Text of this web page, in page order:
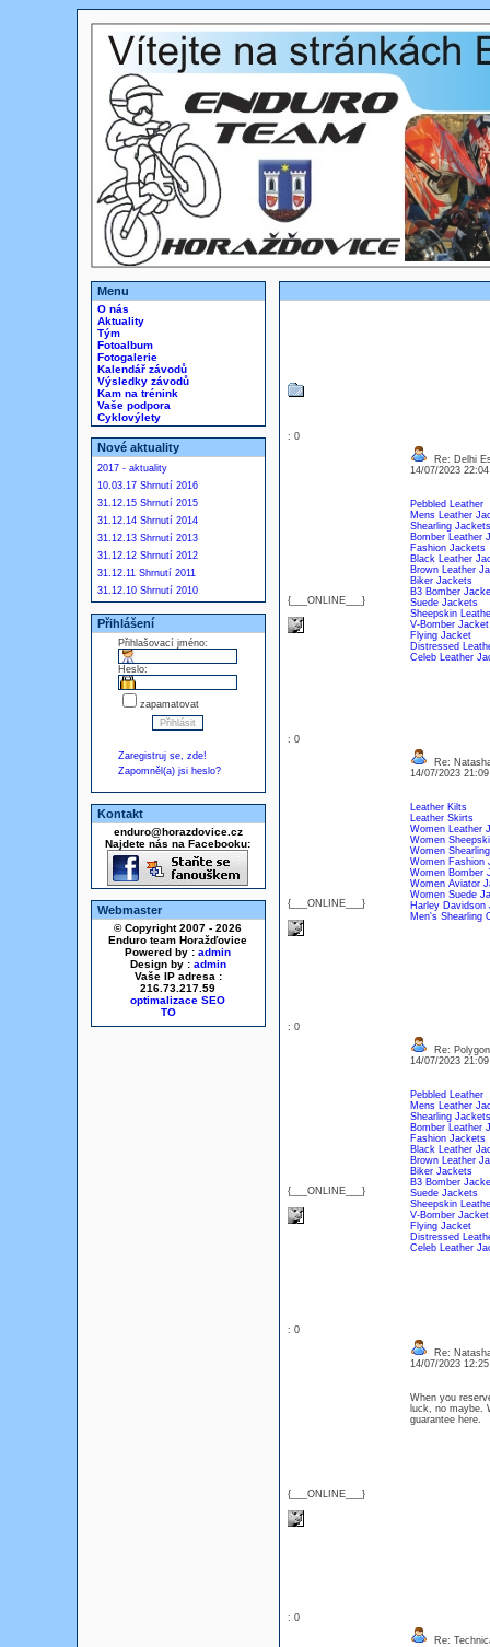
Menu
O nás
Aktuality
Tým
Fotoalbum
Fotogalerie
Kalendář závodů
Výsledky závodů
Kam na trénink
Vaše podpora
Cyklovýlety
Nové aktuality
2017 - aktuality
10.03.17 Shrnutí 2016
31.12.15 Shrnutí 2015
31.12.14 Shrnutí 2014
31.12.13 Shrnutí 2013
31.12.12 Shrnutí 2012
31.12.11 Shrnutí 2011
31.12.10 Shrnutí 2010
Přihlášení
Přihlašovací jméno:
Heslo:
zapamatovat
Zaregistruj se, zde!
Zapomněl(a) jsi heslo?
Kontakt
enduro@horazdovice.cz
Najdete nás na Facebooku:
Webmaster
© Copyright 2007 - 2026
Enduro team Horažďovice
Powered by : admin
Design by : admin
Vaše IP adresa :
216.73.217.59
optimalizace SEO
: 0
{___ONLINE___}
Re: Delhi
14/07/2023
Pebbled Leather
Mens Leather
Shearling Jackets
Bomber Leather
Fashion Jackets
Black Leather
Brown Leather
Biker Jackets
B3 Bomber
Suede Jackets
Sheepskin
V-Bomber Jacket
Flying Jacket
Distressed
Celeb Leather
: 0
{___ONLINE___}
Re:
14/07/2023
Leather Kilts
Leather Skirts
Women Leather
Women
Women
Women Fashion
Women Bomber
Women Aviator
Women Suede
Harley Davidson
Men's Shearling
: 0
{___ONLINE___}
Re: Polygon
14/07/2023
Pebbled Leather
Mens Leather
Shearling Jackets
Bomber Leather
Fashion Jackets
Black Leather
Brown Leather
Biker Jackets
B3 Bomber
Suede Jackets
Sheepskin
V-Bomber Jacket
Flying Jacket
Distressed
Celeb Leather
: 0
{___ONLINE___}
Re:
14/07/2023
When you
luck, no maybe.
guarantee here.
: 0
Re: